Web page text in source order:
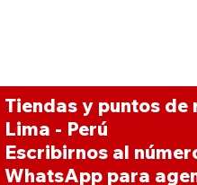
Tiendas y puntos de
Lima - Perú
Escribirnos al
WhatsApp para